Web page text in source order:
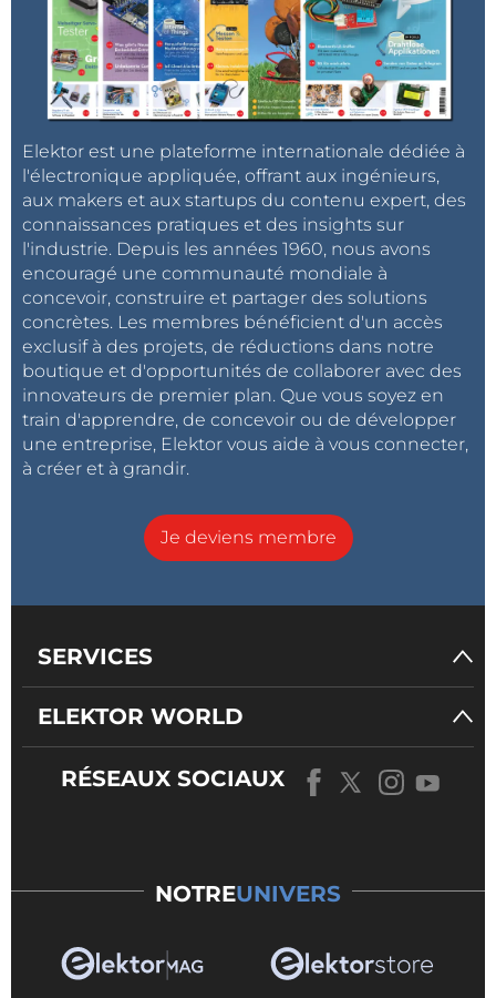
Elektor est une plateforme internationale dédiée à
l'électronique appliquée, offrant aux ingénieurs,
aux makers et aux startups du contenu expert, des
connaissances pratiques et des insights sur
l'industrie. Depuis les années 1960, nous avons
encouragé une communauté mondiale à
concevoir, construire et partager des solutions
concrètes. Les membres bénéficient d'un accès
exclusif à des projets, de réductions dans notre
boutique et d'opportunités de collaborer avec des
innovateurs de premier plan. Que vous soyez en
train d'apprendre, de concevoir ou de développer
une entreprise, Elektor vous aide à vous connecter,
à créer et à grandir.
Je deviens membre
SERVICES
ELEKTOR WORLD
RÉSEAUX SOCIAUX
NOTREUNIVERS